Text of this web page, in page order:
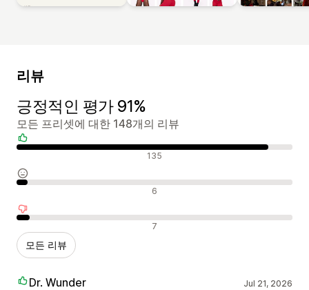
리뷰
긍정적인 평가 91%
모든 프리셋에 대한 148개의 리뷰
긍정적인 리뷰 135
중립적인 리뷰 6
부정적인 리뷰 7
모든 리뷰
Dr. Wunder Jul 21, 2026